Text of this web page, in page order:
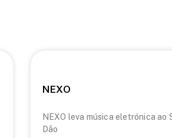
NEXO
NEXO leva música eletrónica ao
Dão